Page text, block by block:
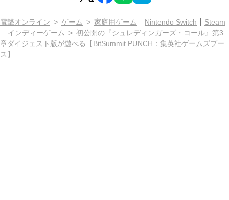
電撃オンライン ゲーム 家庭用ゲーム Nintendo Switch
Steam
インディーゲーム
初公開の『シュレディンガーズ・コール』第3
章ダイジェスト版が遊べる【BitSummit PUNCH：集英社ゲームズブー
ス】